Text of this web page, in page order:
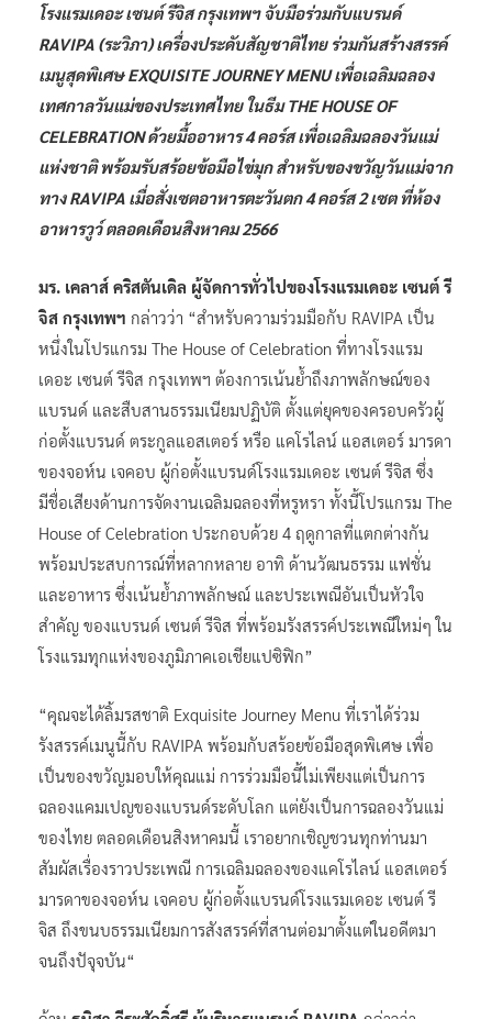
โรงแรมเดอะ เซนต์ รีจิส กรุงเทพฯ จับมือร่วมกับแบรนด์
RAVIPA (ระวิภา) เครื่องประดับสัญชาติไทย ร่วมกันสร้างสรรค์
เมนูสุดพิเศษ EXQUISITE JOURNEY MENU เพื่อเฉลิมฉลอง
เทศกาลวันแม่ของประเทศไทย ในธีม THE HOUSE OF
CELEBRATION ด้วยมื้ออาหาร 4 คอร์ส เพื่อเฉลิมฉลองวันแม่
แห่งชาติ พร้อมรับสร้อยข้อมือไข่มุก สำหรับของขวัญวันแม่จาก
ทาง RAVIPA เมื่อสั่งเซตอาหารตะวันตก 4 คอร์ส 2 เซต ที่ห้อง
อาหารวูว์ ตลอดเดือนสิงหาคม 2566
มร. เคลาส์ คริสตันเดิล ผู้จัดการทั่วไปของโรงแรมเดอะ เซนต์ รี
จิส กรุงเทพฯ กล่าวว่า “สำหรับความร่วมมือกับ RAVIPA เป็น
หนึ่งในโปรแกรม The House of Celebration ที่ทางโรงแรม
เดอะ เซนต์ รีจิส กรุงเทพฯ ต้องการเน้นย้ำถึงภาพลักษณ์ของ
แบรนด์ และสืบสานธรรมเนียมปฏิบัติ ตั้งแต่ยุคของครอบครัวผู้
ก่อตั้งแบรนด์ ตระกูลแอสเตอร์ หรือ แคโรไลน์ แอสเตอร์ มารดา
ของจอห์น เจคอบ ผู้ก่อตั้งแบรนด์โรงแรมเดอะ เซนต์ รีจิส ซึ่ง
มีชื่อเสียงด้านการจัดงานเฉลิมฉลองที่หรูหรา ทั้งนี้โปรแกรม The
House of Celebration ประกอบด้วย 4 ฤดูกาลที่แตกต่างกัน
พร้อมประสบการณ์ที่หลากหลาย อาทิ ด้านวัฒนธรรม แฟชั่น
และอาหาร ซึ่งเน้นย้ำภาพลักษณ์ และประเพณีอันเป็นหัวใจ
สำคัญ ของแบรนด์ เซนต์ รีจิส ที่พร้อมรังสรรค์ประเพณีใหม่ๆ ใน
โรงแรมทุกแห่งของภูมิภาคเอเชียแปซิฟิก”
“คุณจะได้ลิ้มรสชาติ Exquisite Journey Menu ที่เราได้ร่วม
รังสรรค์เมนูนี้กับ RAVIPA พร้อมกับสร้อยข้อมือสุดพิเศษ เพื่อ
เป็นของขวัญมอบให้คุณแม่ การร่วมมือนี้ไม่เพียงแต่เป็นการ
ฉลองแคมเปญของแบรนด์ระดับโลก แต่ยังเป็นการฉลองวันแม่
ของไทย ตลอดเดือนสิงหาคมนี้ เราอยากเชิญชวนทุกท่านมา
สัมผัสเรื่องราวประเพณี การเฉลิมฉลองของแคโรไลน์ แอสเตอร์
มารดาของจอห์น เจคอบ ผู้ก่อตั้งแบรนด์โรงแรมเดอะ เซนต์ รี
จิส ถึงขนบธรรมเนียมการสังสรรค์ที่สานต่อมาตั้งแต่ในอดีตมา
จนถึงปัจุจบัน“